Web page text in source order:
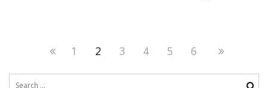
Posts
navigation
Previous
Page
1 Page
2 Page
3 Page
4 Page
5 Page
6
Next
page
Search